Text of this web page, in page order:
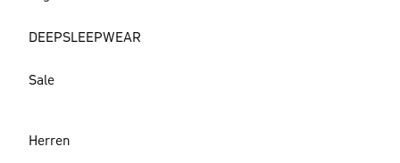
DEEPSLEEPWEAR
Sale
Herren